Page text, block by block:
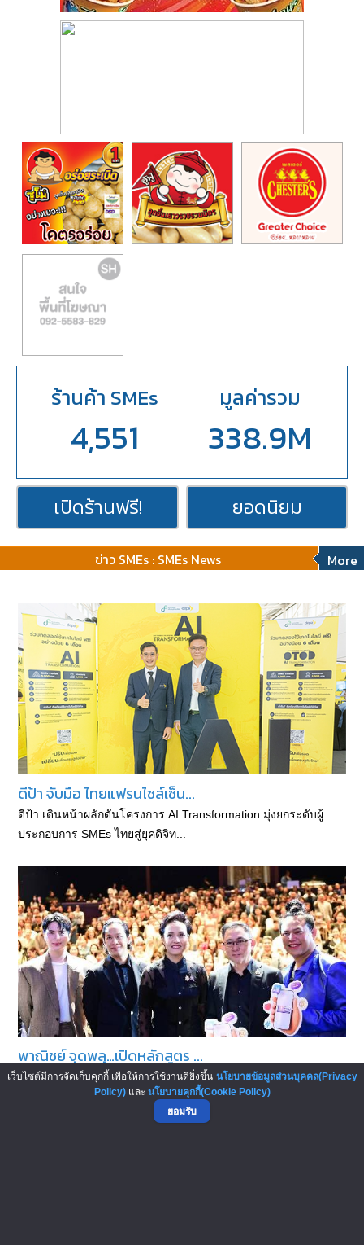
ร้านค้า SMEs
4,551
มูลค่ารวม
338.9M
เปิดร้านฟรี! ยอดนิยม
ข่าว SMEs : SMEs News More
ดีป้า จับมือ ไทยแฟรนไชส์เซ็น...
ดีป้า เดินหน้าผลักดันโครงการ AI Transformation มุ่งยกระดับผู้
ประกอบการ SMEs ไทยสู่ยุคดิจิท...
พาณิชย์ จุดพลุ…เปิดหลักสูตร ...
กระทรวงพาณิชย์เดินหน้ายกระดับผู้ประกอบการ SME ไทยสู่การ
เป็น CEO Influencer เปิดหลักสูตร &l...
เว็บไซต์มีการจัดเก็บคุกกี้ เพื่อให้การใช้งานดียิ่งขึ้น นโยบายข้อมูลส่วนบุคคล(Privacy
Policy)และ นโยบายคุกกี้(Cookie Policy)
ยอมรับ